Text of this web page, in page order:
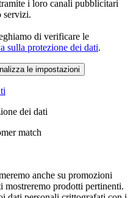
i loro canali pubblicitari
servizi.
di verificare le
sulla protezione dei dati.
le impostazioni
dei dati
match
anche su promozioni
mostreremo prodotti pertinenti.